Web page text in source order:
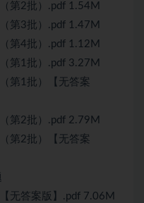
第2批）.pdf 1.54M
第3批）.pdf 1.47M
第4批）.pdf 1.12M
第1批）.pdf 3.27M
第1批）【无答案
第2批）.pdf 2.79M
第2批）【无答案
无答案版】.pdf 7.06M